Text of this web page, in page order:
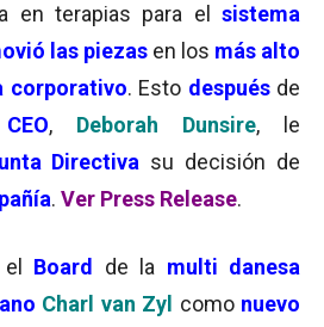
en terapias para el
sistema
las piezas en los más alto
corporativo. Esto despuésde
, Deborah Dunsire, le
Directiva su decisión de
. Ver Press Release.
Board de la multi danesa
Charl van Zyl como nuevo